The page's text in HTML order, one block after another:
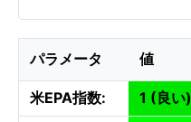
パラメータ 値
米EPA指数:
1 (良い)